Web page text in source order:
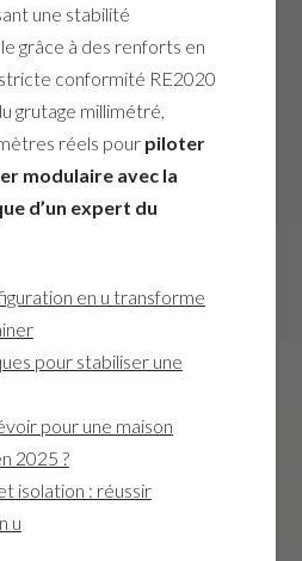
une stabilité
grâce à des renforts en
conformité RE2020
grutage millimétré,
réels pour piloter
modulaire avec la
d’un expert du
en u transforme
pour stabiliser une
pour une maison
2025 ?
isolation : réussir
u